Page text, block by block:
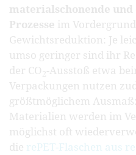
materialschonende
Prozesse im
Gewichtsreduktion: Je
umso geringer sind ihr
der CO2-Ausstoß etwa
Verpackungen nutzen
größtmöglichem
Materialien werden im
möglichst oft
die rePET-Flaschen aus